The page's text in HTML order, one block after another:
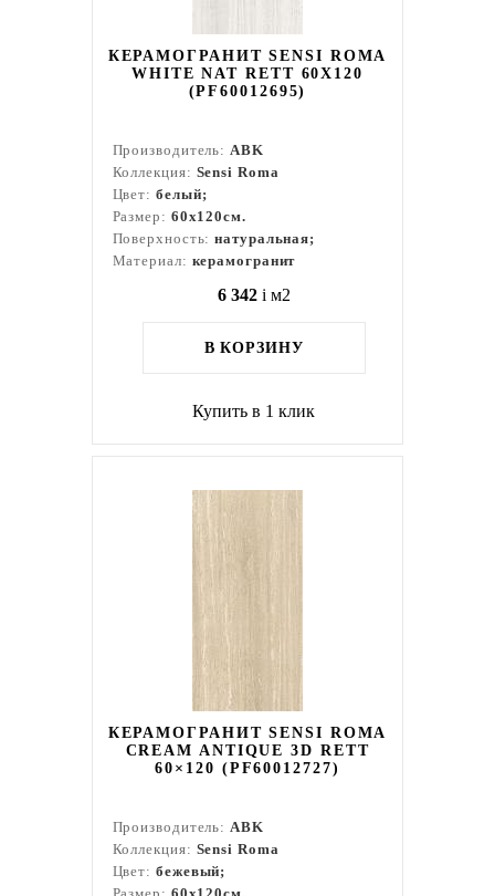
КЕРАМОГРАНИТ SENSI ROMA
WHITE NAT RETT 60X120
(PF60012695)
Производитель:ABK
Коллекция: Sensi Roma
Цвет: белый;
Размер: 60x120см.
Поверхность:натуральная;
Материал: керамогранит
6 342 i м2
В КОРЗИНУ
Купить в 1 клик
КЕРАМОГРАНИТ SENSI ROMA
CREAM ANTIQUE 3D RETT
60×120 (PF60012727)
Производитель:ABK
Коллекция: Sensi Roma
Цвет: бежевый;